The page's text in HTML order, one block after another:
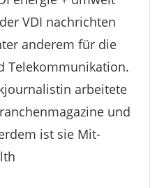
VDI nachrichten
anderem für die
Telekommunikation.
arbeitete
und
ist sie Mit-